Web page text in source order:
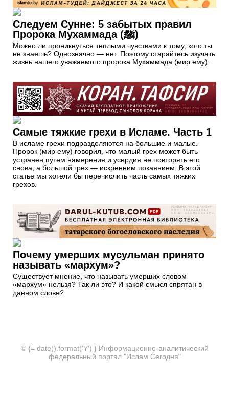
Следуем Сунне: 5 забытых правил
Пророка Мухаммада (ﷺ)
Можно ли проникнуться теплыми чувствами к тому, кого ты
не знаешь? Однозначно — нет. Поэтому старайтесь изучать
жизнь нашего уважаемого пророка Мухаммада (мир ему).
Самые тяжкие грехи в Исламе. Часть 1
В исламе грехи подразделяются на большие и малые.
Пророк (мир ему) говорил, что малый грех может быть
устранен путем намерения и усердия не повторять его
снова, а большой грех — искренним покаянием. В этой
статье мы хотели бы перечислить часть самых тяжких
грехов.
Почему умерших мусульман принято
называть «мархум»?
Существует мнение, что называть умерших словом
«мархум» нельзя? Так ли это? И какой смысл спрятан в
данном слове?
© {= date().format('Y') } Информационно-аналитический
федеральный портал "Ислам Сегодня"